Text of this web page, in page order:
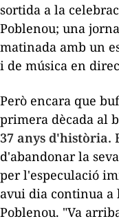
sortida a la
Poblenou; una
matinada amb un
i de música en
Però encara que
primera dècada al
37 anys d'història.
d'abandonar la
per l'especulació
avui dia continua
Poblenou. "Va